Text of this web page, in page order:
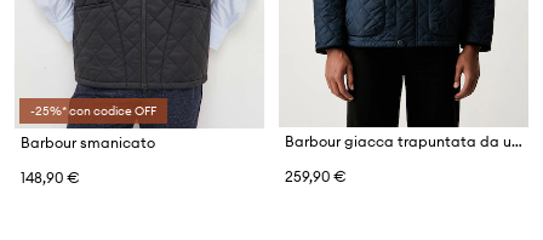
-25%* con codice OFF
Barbour smanicato
148,90 €
Barbour giacca trapuntata da uomo Hornby
259,90 €